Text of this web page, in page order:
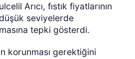
Arıcı, fıstık fiyatlarının
seviyelerde
tepki gösterdi.
korunması gerektiğini